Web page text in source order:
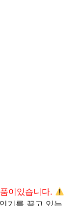
이있습니다.